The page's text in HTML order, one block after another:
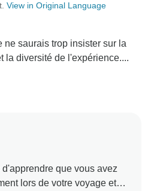
View in Original Language
ne saurais trop insister sur la
la diversité de l'expérience....
que vous avez
lors de votre voyage et